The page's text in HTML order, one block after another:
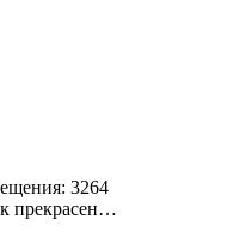
3264
прекрасен…